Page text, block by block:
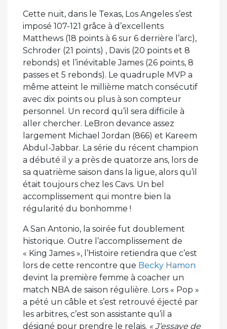
Cette nuit, dans le Texas, Los Angeles s’est
imposé 107-121 grâce à d’excellents
Matthews (18 points à 6 sur 6 derrière l’arc),
Schroder (21 points) , Davis (20 points et 8
rebonds) et l’inévitable James (26 points, 8
passes et 5 rebonds). Le quadruple MVP a
même atteint le millième match consécutif
avec dix points ou plus à son compteur
personnel. Un record qu’il sera difficile à
aller chercher. LeBron devance assez
largement Michael Jordan (866) et Kareem
Abdul-Jabbar. La série du récent champion
a débuté il y a près de quatorze ans, lors de
sa quatrième saison dans la ligue, alors qu’il
était toujours chez les Cavs. Un bel
accomplissement qui montre bien la
régularité du bonhomme !
A San Antonio, la soirée fut doublement
historique. Outre l’accomplissement de
« King James », l’Histoire retiendra que c’est
lors de cette rencontre que Becky Hamon
devint la première femme à coacher un
match NBA de saison régulière. Lors « Pop »
a pété un câble et s’est retrouvé éjecté par
les arbitres, c’est son assistante qu’il a
désigné pour prendre le relais. « J’essaye de